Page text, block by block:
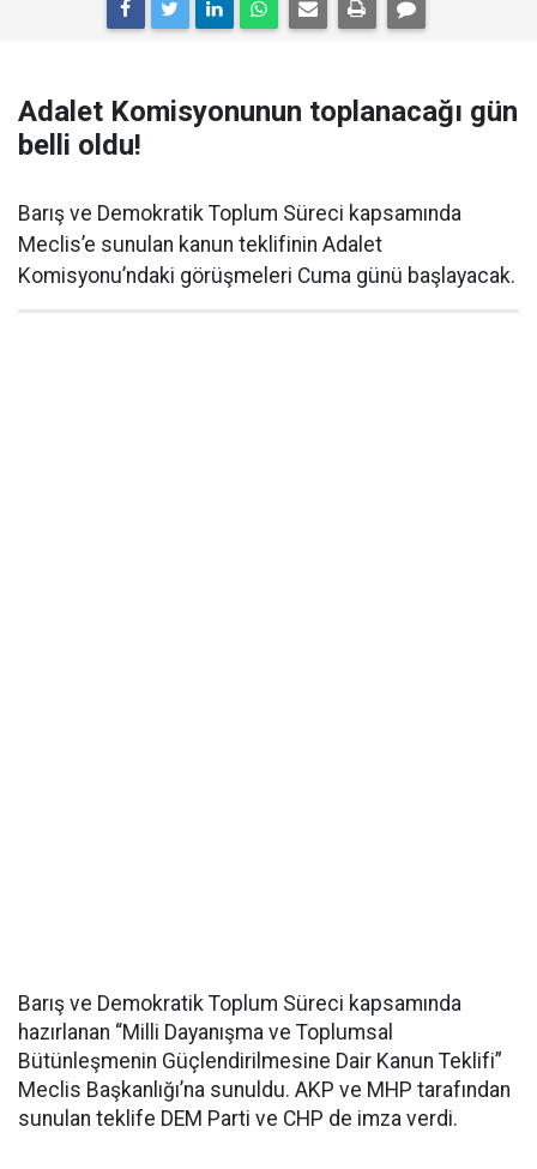
Adalet Komisyonunun toplanacağı gün
belli oldu!
Barış ve Demokratik Toplum Süreci kapsamında
Meclis’e sunulan kanun teklifinin Adalet
Komisyonu’ndaki görüşmeleri Cuma günü başlayacak.
Barış ve Demokratik Toplum Süreci kapsamında
hazırlanan “Milli Dayanışma ve Toplumsal
Bütünleşmenin Güçlendirilmesine Dair Kanun Teklifi”
Meclis Başkanlığı’na sunuldu. AKP ve MHP tarafından
sunulan teklife DEM Parti ve CHP de imza verdi.